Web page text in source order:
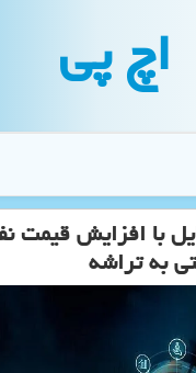
اچ پی
با افزایش قیمت
به تراشه